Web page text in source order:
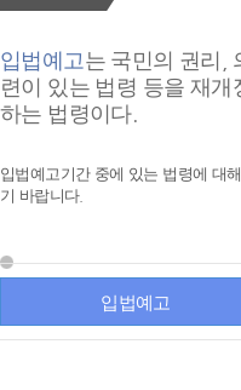
입법예고는 국민의 권리,
련이 있는 법령 등을 재
하는 법령이다.
입법예고기간 중에 있는 법령에 대해
기 바랍니다.
입법예고